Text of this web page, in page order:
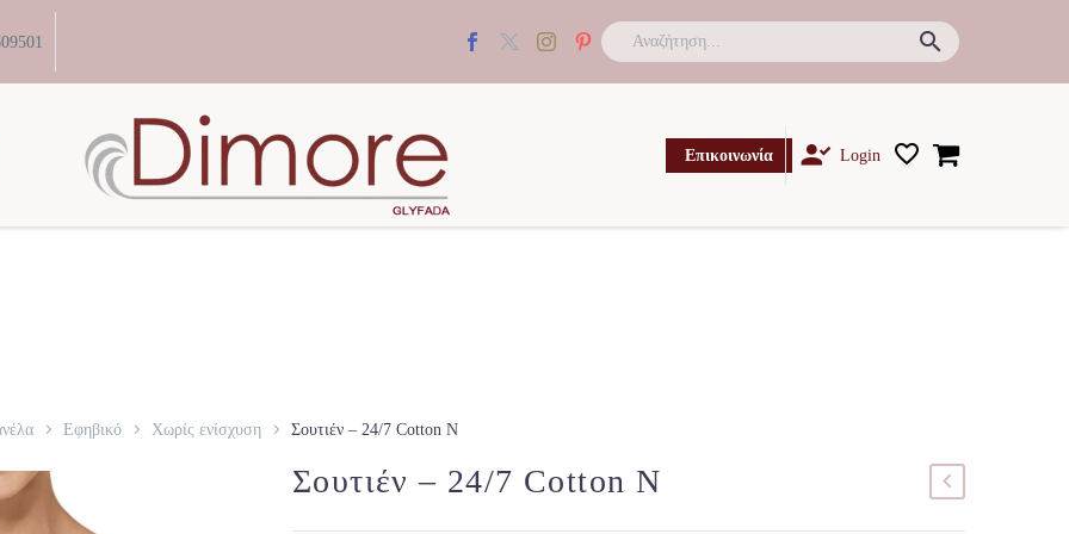
Επικοινωνία  Login
Εφηβικό Χωρίς ενίσχυση Σουτιέν – 24/7 Cotton N
Σουτιέν – 24/7 Cotton N